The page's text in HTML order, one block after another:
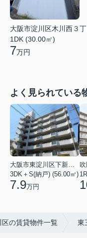
大阪市淀川区木川西３丁
1DK (30.00㎡)
7万円
よく見られている
大阪市東淀川区下新庄２丁目
3DK＋S(納戸) (56.00㎡)
7.9万円
区の賃貸物件一覧 東